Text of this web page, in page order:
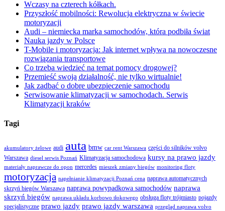
Wczasy na czterech kółkach.
Przyszłość mobilności: Rewolucja elektryczna w świecie
motoryzacji
Audi – niemiecka marka samochodów, która podbiła świat
Nauka jazdy w Polsce
T-Mobile i motoryzacja: Jak internet wpływa na nowoczesne
rozwiązania transportowe
Co trzeba wiedzieć na temat pomocy drogowej?
Przemieść swoją działalność, nie tylko wirtualnie!
Jak zadbać o dobre ubezpieczenie samochodu
Serwisowanie klimatyzacji w samochodach. Serwis
Klimatyzacji kraków
Tagi
akumulatory żelowe audi auta bmw car rent Warszawa części do silników volvo
Warszawa diesel serwis Poznań Klimatyzacja samochodowa kursy na prawo jazdy
materiały naprawcze do opon mercedes mieszek zmiany biegów monitoring floty
motoryzacja napełnianie klimatyzacji Poznań cena naprawa automatycznych
skrzyń biegów Warszawa naprawa powypadkowa samochodów naprawa
skrzyń biegów naprawa układu korbowo tłokowego obsługa floty trójmiasto pojazdy
specjalistyczne prawo jazdy prawo jazdy warszawa przegląd naprawa volvo